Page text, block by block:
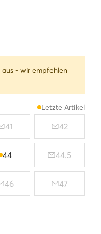
- wir empfehlen
Letzte Artikel
41 42
44 44.5
46 47